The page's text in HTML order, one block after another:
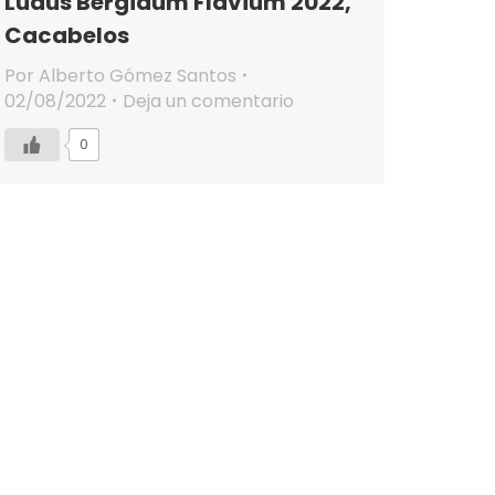
Cacabelos
Por Alberto Gómez Santos
02/08/2022
Deja un comentario
0